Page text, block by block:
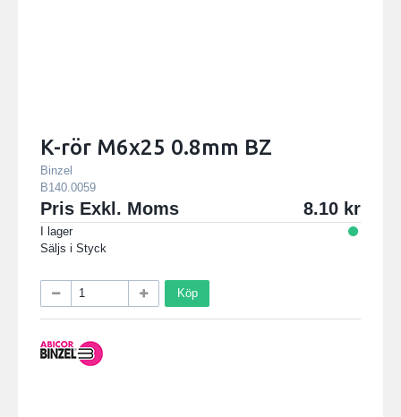
K-rör M6x25 0.8mm BZ
Binzel
B140.0059
Pris Exkl. Moms 8.10
I lager
Säljs i Styck
Köp